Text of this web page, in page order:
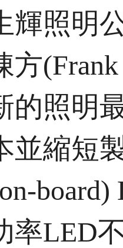
輝照明
方
的照明
並縮短
率LED